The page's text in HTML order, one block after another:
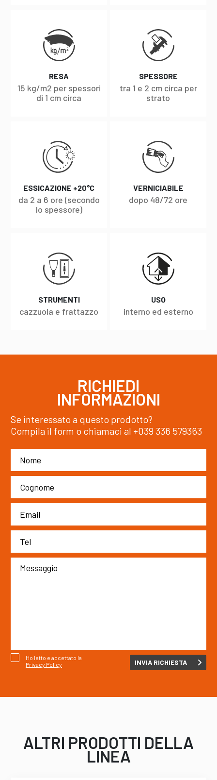
RESA
15 kg/m2 per spessori
di 1 cm circa
SPESSORE
tra 1 e 2 cm circa per
strato
ESSICAZIONE +20°C
da 2 a 6 ore (secondo
lo spessore)
VERNICIABILE
dopo 48/72 ore
STRUMENTI
cazzuola e frattazzo
USO
interno ed esterno
RICHIEDI
INFORMAZIONI
Se interessato a questo prodotto?
Compila il form o chiamaci al +039 336 579363
Ho letto e accettato la
Privacy Policy
ALTRI PRODOTTI DELLA
LINEA